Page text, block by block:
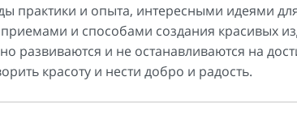
практики и опыта, интересными идеями
и способами создания красивых
развиваются и не останавливаются на
красоту и нести добро и радость.